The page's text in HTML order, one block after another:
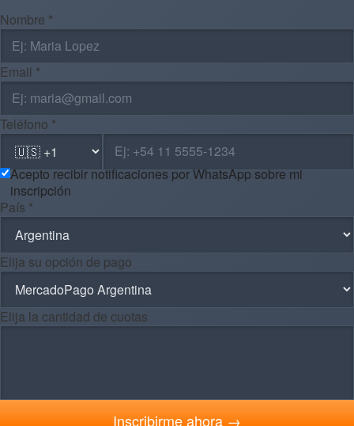
Nombre *
Email *
Teléfono *
Acepto recibir notificaciones por WhatsApp sobre mi
inscripción
País *
Elija su opción de pago
Elija la cantidad de cuotas
Inscribirme ahora →